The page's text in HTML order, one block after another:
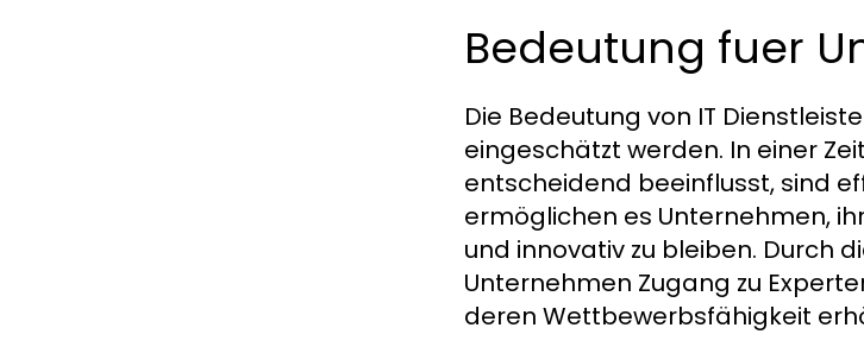
Bedeutung fuer
Die Bedeutung von IT
eingeschätzt werden. In einer
entscheidend beeinflusst, sind
ermöglichen es Unternehmen,
und innovativ zu bleiben. Durch
Unternehmen Zugang zu
deren Wettbewerbsfähigkeit